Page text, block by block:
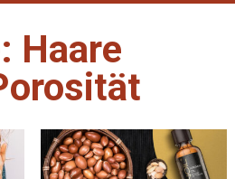
Haare